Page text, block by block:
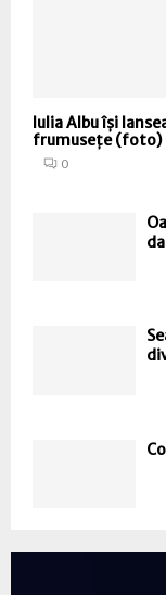
Iulia Albu își
frumusețe (foto)
0